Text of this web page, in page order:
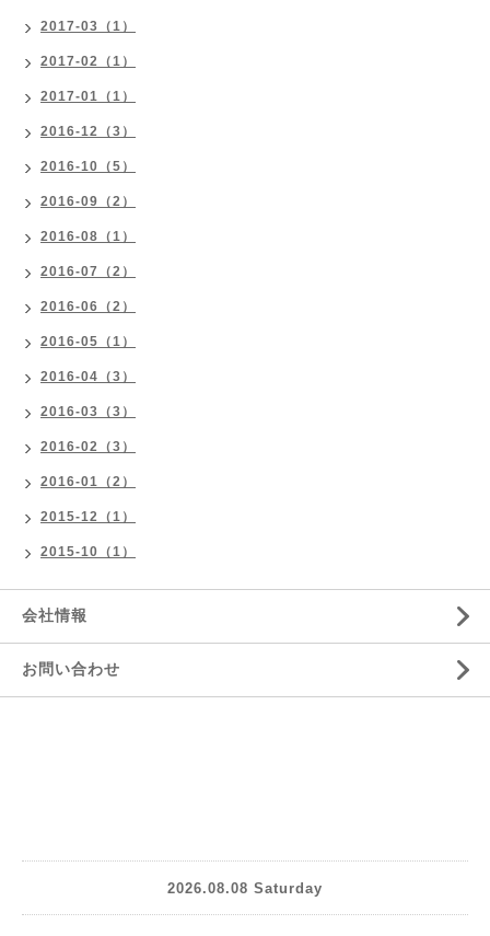
2017-03（1）
2017-02（1）
2017-01（1）
2016-12（3）
2016-10（5）
2016-09（2）
2016-08（1）
2016-07（2）
2016-06（2）
2016-05（1）
2016-04（3）
2016-03（3）
2016-02（3）
2016-01（2）
2015-12（1）
2015-10（1）
会社情報
お問い合わせ
2026.08.08 Saturday